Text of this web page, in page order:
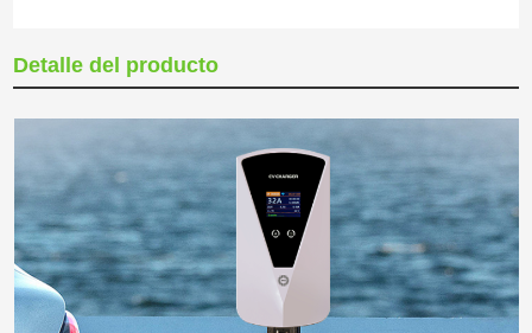
Detalle del producto